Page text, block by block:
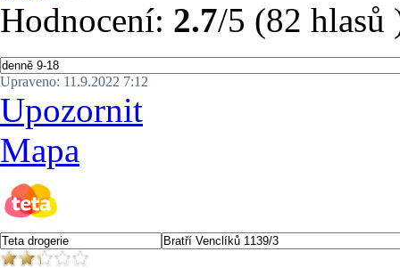
Hodnocení: 2.7/5 (82 hlasů
Upraveno: 11.9.2022 7:12
Upozornit
Mapa